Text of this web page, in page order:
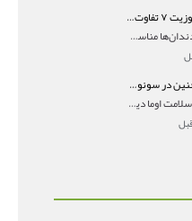
بلیچینگ یا کامپوزیت ۷ تفاوت مهم برای انتخاب درست
اگر فرم و نظم دندان‌ها مناسب است و مشکل
استخوان بینی جنین در سونوگرافی؛ دیده نشدن یا دیر تشکیل شدن آن چه معنایی دارد؟
نویسنده: گروه سلامت اوما دیده نشدن استخوان بینی جن